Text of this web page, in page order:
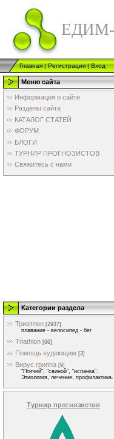
Главная|Регистрация|Вход
Меню сайта
Информация о сайте
Разделы сайта
КАТАЛОГ СТАТЕЙ
ФОРУМ
БЛОГИ
ТУРНИР ПРОГНОЗИСТОВ
Свяжитесь с нами
Категории раздела
Триатлон [2937]
плавание - велосипед - бег
Triathlon [66]
Помощь худеющим [3]
Вирус гриппа [9]
"Птичий", "свиной", "испанка".
Этиология, лечение, профилактика.
Турнир прогнозистов